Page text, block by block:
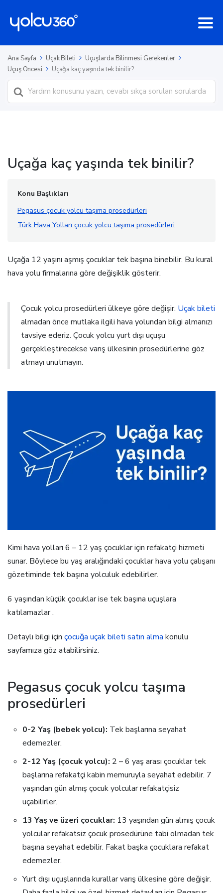
Ana Sayfa Uçak Bileti
Uçuşlarda Bilinmesi Gerekenler
Uçuş Öncesi
Uçağa kaç yaşında tek binilir?
Ara
Uçağa kaç yaşında tek binilir?
Konu Başlıkları
Pegasus çocuk yolcu taşıma prosedürleri
Türk Hava Yolları çocuk yolcu taşıma prosedürleri
Uçağa 12 yaşını aşmış çocuklar tek başına binebilir. Bu kural
hava yolu firmalarına göre değişiklik gösterir.
Çocuk yolcu prosedürleri ülkeye göre değişir. Uçak bileti
almadan önce mutlaka ilgili hava yolundan bilgi almanızı
tavsiye ederiz. Çocuk yolcu yurt dışı uçuşu
gerçekleştirecekse varış ülkesinin prosedürlerine göz
atmayı unutmayın.
Kimi hava yolları 6 – 12 yaş çocuklar için refakatçi hizmeti
sunar. Böylece bu yaş aralığındaki çocuklar hava yolu çalışanı
gözetiminde tek başına yolculuk edebilirler.
6 yaşından küçük çocuklar ise tek başına uçuşlara
katılamazlar .
Detaylı bilgi için çocuğa uçak bileti satın alma konulu
sayfamıza göz atabilirsiniz.
Pegasus çocuk yolcu taşıma
prosedürleri
0-2 Yaş (bebek yolcu): Tek başlarına seyahat
edemezler.
2-12 Yaş (çocuk yolcu): 2 – 6 yaş arası çocuklar tek
başlarına refakatçi kabin memuruyla seyahat edebilir. 7
yaşından gün almış çocuk yolcular refakatçisiz
uçabilirler.
13 Yaş ve üzeri çocuklar: 13 yaşından gün almış çocuk
yolcular refakatsiz çocuk prosedürüne tabi olmadan tek
başına seyahat edebilir. Fakat başka çocuklara refakat
edemezler.
Yurt dışı uçuşlarında kurallar varış ülkesine göre değişir.